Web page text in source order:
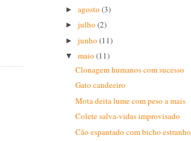
►agosto(3)
►julho(2)
►junho(11)
▼maio(11)
Clonagem humanos com sucesso
Gato candeeiro
Mota deita lume com peso a mais
Colete salva-vidas improvisado
Cão espantado com bicho estranho